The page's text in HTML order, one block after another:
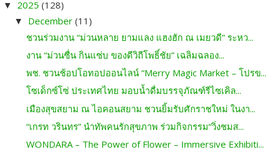
▼ 2025 (128)
▼ December (11)
ชวนร่วมงาน “ม่วนหลาย ยามแลง แฮงฮัก ณ เมยวดี” ระหว...
งาน “ม่วนซื่น กินแซ่บ ของดีวิถีโพธิ์ชัย” เฉลิมฉลอง...
พช. ชวนช้อปโอทอปออนไลน์ “Merry Magic Market – โปรข...
โซเด็กซ์โซ่ ประเทศไทย มอบน้ำดื่มบรรจุภัณฑ์รีไซเคิล...
เมืองสุขสยาม ณ ไอคอนสยาม ชวนยิ้มรับศักราชใหม่ ในงา...
“เกรท วรินทร” นำทัพคนรักสุขภาพ ร่วมกิจกรรม“วิ่งชมส...
WONDARA – The Power of Flower – Immersive Exhibiti...